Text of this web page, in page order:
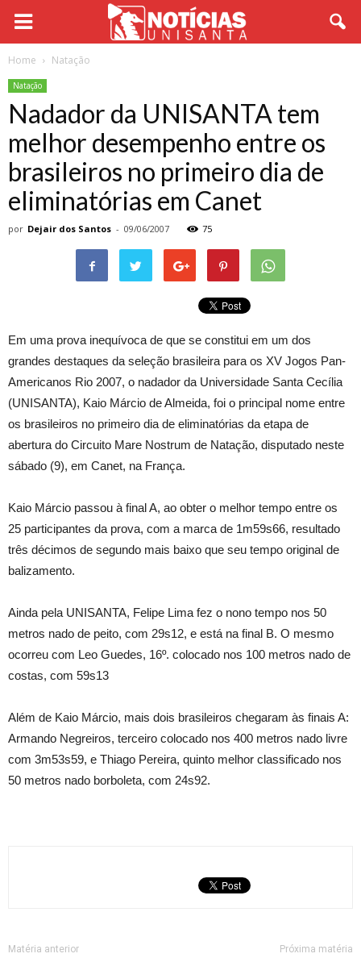
Home Natação
Natação
Nadador da UNISANTA tem
melhor desempenho entre os
brasileiros no primeiro dia de
eliminatórias em Canet
por Dejair dos Santos - 09/06/2007 75
Em uma prova inequívoca de que se constitui em um dos
grandes destaques da seleção brasileira para os XV Jogos Pan-
Americanos Rio 2007, o nadador da Universidade Santa Cecília
(UNISANTA), Kaio Márcio de Almeida, foi o principal nome entre
os brasileiros no primeiro dia de eliminatórias da etapa de
abertura do Circuito Mare Nostrum de Natação, disputado neste
sábado (9), em Canet, na França.
Kaio Márcio passou à final A, ao obter o melhor tempo entre os
25 participantes da prova, com a marca de 1m59s66, resultado
três décimos de segundo mais baixo que seu tempo original de
balizamento.
Ainda pela UNISANTA, Felipe Lima fez o nono tempo nos 50
metros nado de peito, com 29s12, e está na final B. O mesmo
ocorreu com Leo Guedes, 16º. colocado nos 100 metros nado de
costas, com 59s13
Além de Kaio Márcio, mais dois brasileiros chegaram às finais A:
Armando Negreiros, terceiro colocado nos 400 metros nado livre
com 3m53s59, e Thiago Pereira, quinto melhor classificado nos
50 metros nado borboleta, com 24s92.
Matéria anterior Próxima matéria